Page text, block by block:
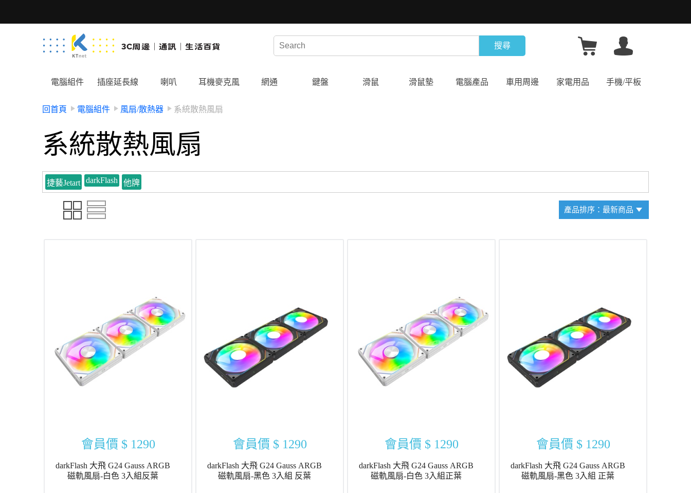
搜尋
電腦組件 插座延長線 喇叭 耳機麥克風 網通 鍵盤 滑鼠 滑鼠墊 電腦產品 車用周邊 家電用品 手機/平板
回首頁 電腦組件 風扇/散熱器 系統散熱風扇
系統散熱風扇
捷藝Jetart darkFlash 他牌
產品排序：最新商品
會員價 $ 1290
darkFlash 大飛 G24 Gauss ARGB
磁軌風扇-白色 3入組反葉
會員價 $ 1290
darkFlash 大飛 G24 Gauss ARGB
磁軌風扇-黑色 3入組 反葉
會員價 $ 1290
darkFlash 大飛 G24 Gauss ARGB
磁軌風扇-白色 3入組正葉
會員價 $ 1290
darkFlash 大飛 G24 Gauss ARGB
磁軌風扇-黑色 3入組 正葉